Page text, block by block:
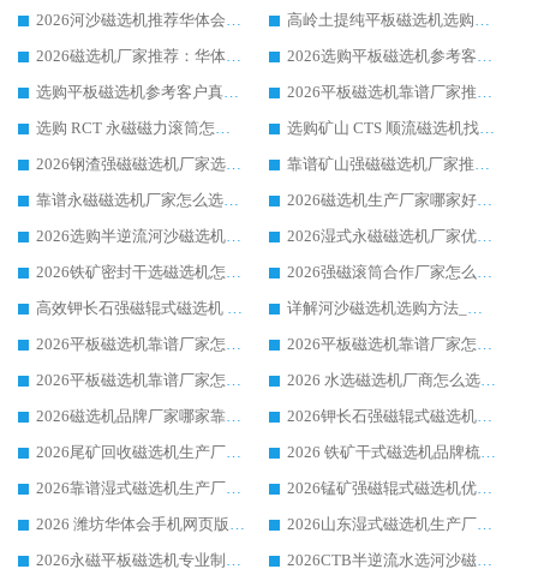
2026河沙磁选机推荐华体会手机网页版-华体会(中国) 靠谱厂家,福建订单备货完毕整装待发
高岭土提纯平板磁选机选购指南，优选华体会手机网页版-华体会(中国) 靠谱生产厂家
2026磁选机厂家推荐：华体会手机网页版-华体会(中国) 干式/湿式河沙磁选机产品精选指南
2026选购平板磁选机参考客户真实体验，华体会手机网页版-华体会(中国) 厂家行业口碑排名前列
选购平板磁选机参考客户真实体验，华体会手机网页版-华体会(中国) 厂家依托行业口碑收获大量客户认可
2026平板磁选机靠谱厂家推荐_ 华体会手机网页版-华体会(中国) 凭借良好口碑获得众多客户认可
选购 RCT 永磁磁力滚筒怎么选?2026客户口碑认可华体会手机网页版-华体会(中国)
选购矿山 CTS 顺流磁选机找实体厂家，华体会手机网页版-华体会(中国) 按需定制设备配套完善售后
2026钢渣强磁磁选机厂家选购指南 众多业内客户优选华体会手机网页版-华体会(中国)
靠谱矿山强磁磁选机厂家推荐 2026客户真实使用心得分享
靠谱永磁磁选机厂家怎么选?福建客户真实体验分享华体会手机网页版-华体会(中国) 品牌
2026磁选机生产厂家哪家好?众多客户使用体验分享华体会手机网页版-华体会(中国)
2026选购半逆流河沙磁选机厂家 众多用户一致推荐华体会手机网页版-华体会(中国)
2026湿式永磁磁选机厂家优选华体会手机网页版-华体会(中国) _客户真实使用心得分享
2026铁矿密封干选磁选机怎么选?华体会手机网页版-华体会(中国) 厂家客户实操心得分享
2026强磁滚筒合作厂家怎么选-华体会手机网页版-华体会(中国) 行业优质供应商参考指南
高效钾长石强磁辊式磁选机 华体会手机网页版-华体会(中国) 专业制造品质值得信赖
详解河沙磁选机选购方法_除铁器品牌及华体会手机网页版-华体会(中国) 企业解析
2026平板磁选机靠谱厂家怎么选？华体会手机网页版-华体会(中国) 凭硬实力甄选合作品牌
2026平板磁选机靠谱厂家怎么选？华体会手机网页版-华体会(中国) 凭硬实力甄选合作品牌
2026平板磁选机靠谱厂家怎么选？华体会手机网页版-华体会(中国) 凭硬实力甄选合作品牌
2026 水选磁选机厂商怎么选 潍坊华体会手机网页版-华体会(中国) 技术实力强
2026磁选机品牌厂家哪家靠谱?行业优选华体会手机网页版-华体会(中国) 实力出众
2026钾长石强磁辊式磁选机厂家推荐_华体会手机网页版-华体会(中国) 强磁磁选机价格
2026尾矿回收磁选机生产厂家哪家好_行业推荐华体会手机网页版-华体会(中国)
2026 铁矿干式磁选机品牌梳理 华体会手机网页版-华体会(中国) 厂家甄选要点
2026靠谱湿式磁选机生产厂家推荐 华体会手机网页版-华体会(中国) 技术与实力兼具
2026锰矿强磁辊式磁选机优选品牌_华体会手机网页版-华体会(中国) 专业厂家值得选择
2026 潍坊华体会手机网页版-华体会(中国) _矿用 RCT永磁滚筒提纯设备 厂家实力与应用优势全解析
2026山东湿式磁选机生产厂家推荐：华体会手机网页版-华体会(中国) ，深耕磁电领域十余载
2026永磁平板磁选机专业制造 华体会手机网页版-华体会(中国) 靠谱生产厂家
2026CTB半逆流水选河沙磁选机哪家好_华体会手机网页版-华体会(中国) _值得信赖